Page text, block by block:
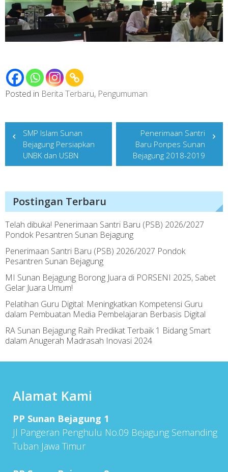
Posted in Berita Terbaru, Pengumuman
Post
navigation
SMP Islam Sunan
Bejagung Persiapkan
UNBK dan USBN
Penerimaan Santri
Baru Ponpes Sunan
Bejagung 2018-2019
Postingan Terbaru
Telah dibuka! Penerimaan Santri Baru (PSB) 2026/2027
Pondok Pesantren Sunan Bejagung
Penerimaan Santri Baru (PSB) 2026/2027 Pondok
Pesantren Sunan Bejagung
MI Sunan Bejagung Borong Juara di PORSENI 2025, Sabet
Gelar Juara Umum!
Pelatihan Guru Digital: Meningkatkan Kompetensi Guru
dalam Pembuatan Media Pembelajaran Berbasis Digital
RA Sunan Bejagung Raih Predikat Terbaik 1 Bidang Smart
dalam Anugerah Madrasah Inovasi 2024
Alamat Kami
PP Sunan Bejagung 1
Jl Pangeran Penghulu No.09 Bejagung Semanding
Tuban Jawa Timur